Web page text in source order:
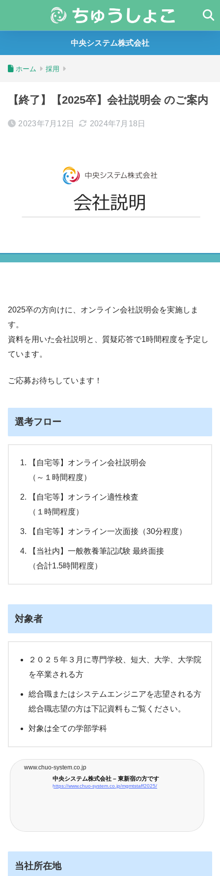
中央システム株式会社
ホーム 採用
【終了】【2025卒】会社説明会 のご案内
2023年7月12日 2024年7月18日
2025卒の方向けに、オンライン会社説明会を実施しま
す。
資料を用いた会社説明と、質疑応答で1時間程度を予定し
ています。
ご応募お待ちしています！
選考フロー
【自宅等】オンライン会社説明会
（～１時間程度）
【自宅等】オンライン適性検査
（１時間程度）
【自宅等】オンライン一次面接（30分程度）
【当社内】一般教養筆記試験 最終面接
（合計1.5時間程度）
対象者
２０２５年３月に専門学校、短大、大学、大学院
を卒業される方
総合職またはシステムエンジニアを志望される方
総合職志望の方は下記資料もご覧ください。
対象は全ての学部学科
www.chuo-system.co.jp
中央システム株式会社 – 東新宿の方です
https://www.chuo-system.co.jp/mgmtstaff2025/
当社所在地